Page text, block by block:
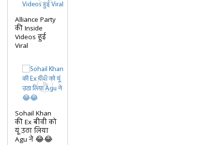
Alliance Party
की Inside
Videos हुई
Viral
Sohail Khan
की Ex बीवी को
यूं उठा लिया
Agu ने 😂😂